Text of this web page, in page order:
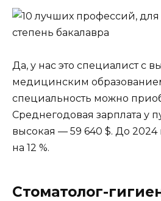
Да, у нас это специалист с
медицинским
специальность можно
Среднегодовая зарплата у
высокая — 59 640 $. До 2024
на 12 %.
Стоматолог-